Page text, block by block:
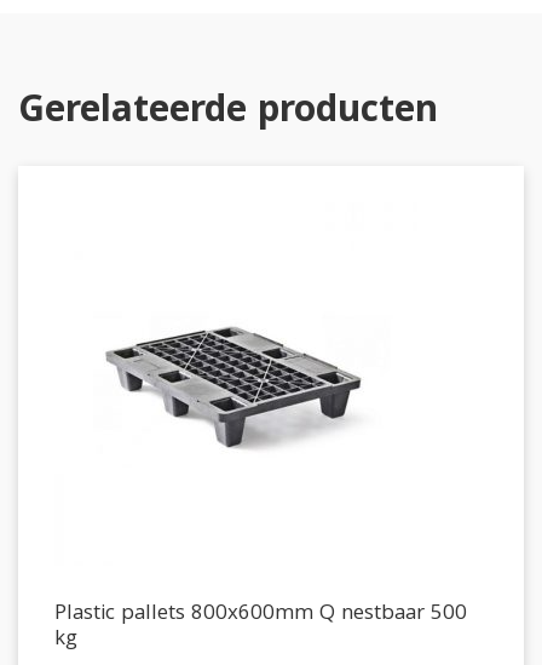
Gerelateerde producten
Plastic pallets 800x600mm Q nestbaar 500
kg